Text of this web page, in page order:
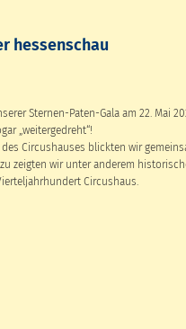
hessenschau
Sternen-Paten-Gala am 22. Mai
„weitergedreht“!
Circushauses blickten wir
zeigten wir unter anderem
Circushaus.